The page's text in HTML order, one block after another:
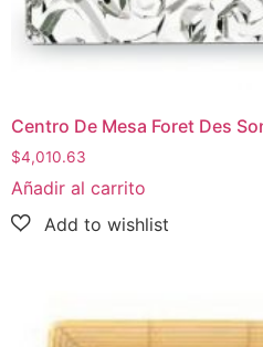
Centro De Mesa Foret Des
$4,010.63
Añadir al carrito